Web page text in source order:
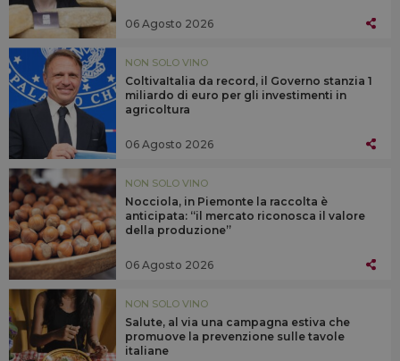
06 Agosto 2026
NON SOLO VINO
ColtivaItalia da record, il Governo stanzia 1
miliardo di euro per gli investimenti in
agricoltura
06 Agosto 2026
NON SOLO VINO
Nocciola, in Piemonte la raccolta è
anticipata: “il mercato riconosca il valore
della produzione”
06 Agosto 2026
NON SOLO VINO
Salute, al via una campagna estiva che
promuove la prevenzione sulle tavole
italiane